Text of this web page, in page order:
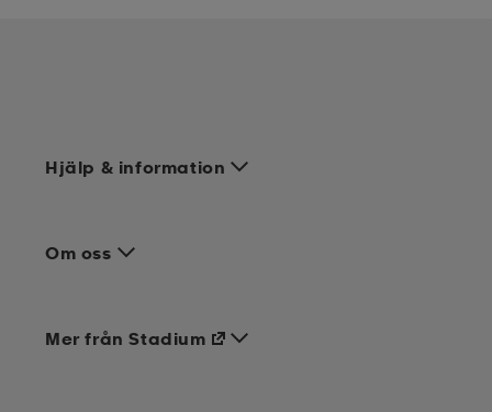
Hjälp & information
Om oss
Mer från Stadium